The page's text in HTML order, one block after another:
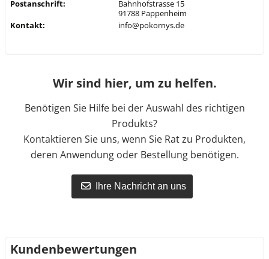
Postanschrift:
Bahnhofstrasse 15
91788 Pappenheim
Kontakt:
info@pokornys.de
Wir sind hier, um zu helfen.
Benötigen Sie Hilfe bei der Auswahl des richtigen
Produkts?
Kontaktieren Sie uns, wenn Sie Rat zu Produkten,
deren Anwendung oder Bestellung benötigen.
Ihre Nachricht an uns
Kundenbewertungen